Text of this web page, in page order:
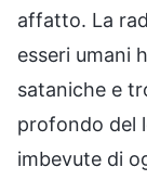
affatto. La
esseri umani
sataniche e
profondo del
imbevute di